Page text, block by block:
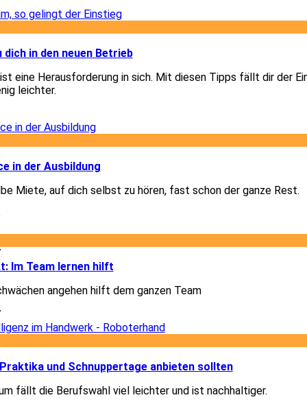
in den neuen Betrieb
eine Herausforderung in sich. Mit diesen Tipps fällt dir der
leichter.
in der Ausbildung
Miete, auf dich selbst zu hören, fast schon der ganze Rest.
Im Team lernen hilft
angehen hilft dem ganzen Team
und Schnuppertage anbieten sollten
fällt die Berufswahl viel leichter und ist nachhaltiger.